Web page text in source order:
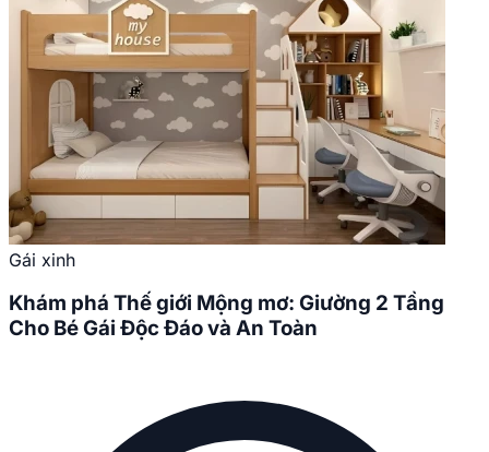
Gái xinh
Khám phá Thế giới Mộng mơ: Giường 2 Tầng
Cho Bé Gái Độc Đáo và An Toàn